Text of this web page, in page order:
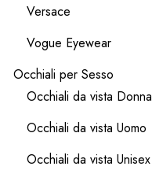
Versace
Vogue Eyewear
Occhiali per Sesso
Occhiali da vista Donna
Occhiali da vista Uomo
Occhiali da vista Unisex